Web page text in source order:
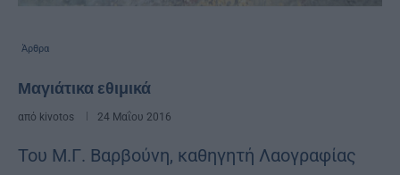
Άρθρα
Μαγιάτικα εθιμικά
από kivotos 24 Μαΐου 2016
Του Μ.Γ. Βαρβούνη, καθηγητή Λαογραφίας